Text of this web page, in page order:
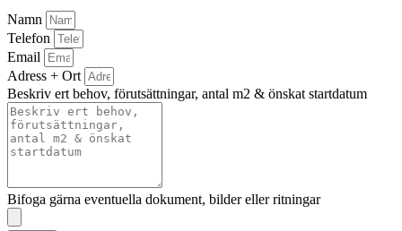
Namn
Telefon
Email
Adress + Ort
Beskriv ert behov, förutsättningar, antal m2 & önskat startdatum
Bifoga gärna eventuella dokument, bilder eller ritningar